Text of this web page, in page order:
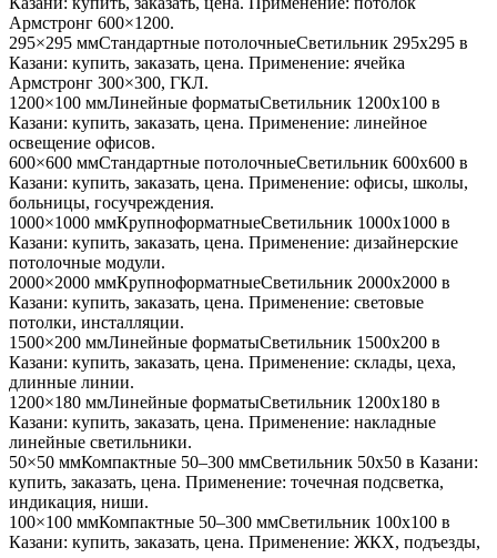
Армстронг 600×1200.
295×295 ммСтандартные потолочныеСветильник 295x295 в
Казани: купить, заказать, цена. Применение: ячейка
Армстронг 300×300, ГКЛ.
1200×100 ммЛинейные форматыСветильник 1200x100 в
Казани: купить, заказать, цена. Применение: линейное
освещение офисов.
600×600 ммСтандартные потолочныеСветильник 600x600 в
Казани: купить, заказать, цена. Применение: офисы, школы,
больницы, госучреждения.
1000×1000 ммКрупноформатныеСветильник 1000x1000 в
Казани: купить, заказать, цена. Применение: дизайнерские
потолочные модули.
2000×2000 ммКрупноформатныеСветильник 2000x2000 в
Казани: купить, заказать, цена. Применение: световые
потолки, инсталляции.
1500×200 ммЛинейные форматыСветильник 1500x200 в
Казани: купить, заказать, цена. Применение: склады, цеха,
длинные линии.
1200×180 ммЛинейные форматыСветильник 1200x180 в
Казани: купить, заказать, цена. Применение: накладные
линейные светильники.
50×50 ммКомпактные 50–300 ммСветильник 50x50 в Казани:
купить, заказать, цена. Применение: точечная подсветка,
индикация, ниши.
100×100 ммКомпактные 50–300 ммСветильник 100x100 в
Казани: купить, заказать, цена. Применение: ЖКХ, подъезды,